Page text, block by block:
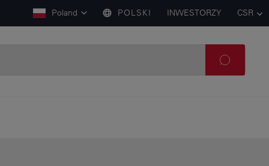
Poland POLSKI INWESTORZY CSR